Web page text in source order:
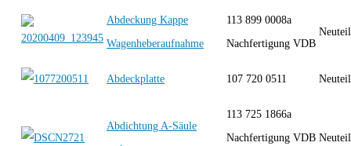
Abdeckung Kappe
Wagenheberaufnahme
113 899 0008a
Nachfertigung VDB
Abdeckplatte 107 720 0511
Abdichtung A-Säule
113 725 1866a
Nachfertigung VDB